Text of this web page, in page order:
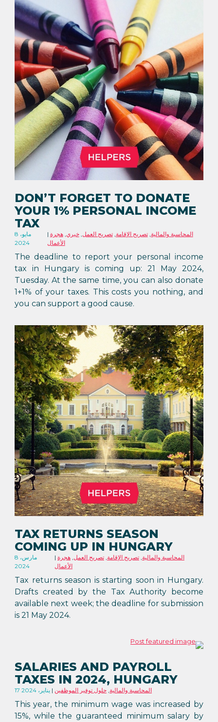
DON’T FORGET TO DONATE
YOUR 1% PERSONAL INCOME
TAX
8 مايو،
2024
المحاسبة والمالية,تصريح الإقامة,تصريح العمل,خيري,هجرة
الأعمال
The deadline to report your personal income
tax in Hungary is coming up: 21 May 2024,
Tuesday. At the same time, you can also donate
1+1% of your taxes. This costs you nothing, and
you can support a good cause.
TAX RETURNS SEASON
COMING UP IN HUNGARY
8 مارس،
2024
المحاسبة والمالية,تصريح الإقامة,تصريح العمل,هجرة
الأعمال
Tax returns season is starting soon in Hungary.
Drafts created by the Tax Authority become
available next week; the deadline for submission
is 21 May 2024.
SALARIES AND PAYROLL
TAXES IN 2024, HUNGARY
17 يناير، 2024 المحاسبة والمالية, حلول توفير الموظفين
This year, the minimum wage was increased by
15%, while the guaranteed minimum salary by